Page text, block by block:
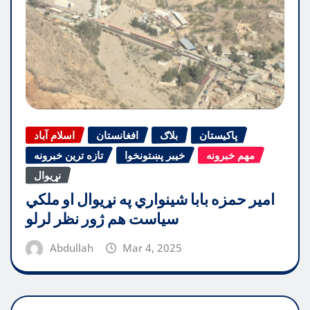
اسلام آباد افغانستان بلاګ
پاکیستان
تازه ترین خبرونه
خیبر پښتونخوا
مهم خبرونه
نړیوال
امیر حمزه بابا شینواري په نړیوال او ملکي
سیاست هم ژور نظر لرلو
Abdullah Mar 4, 2025